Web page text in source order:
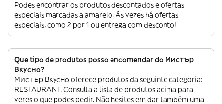
Podes encontrar os produtos descontados e ofertas
especiais marcadas a amarelo. Às vezes há ofertas
especiais, como 2 por 1 ou entrega com desconto!
Que tipo de produtos posso encomendar do Мистър
Вкусно?
Мистър Вкусно oferece produtos da seguinte categoria:
RESTAURANT. Consulta a lista de produtos acima para
veres o que podes pedir. Não hesites em dar também uma